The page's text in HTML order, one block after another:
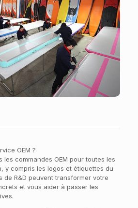
Atelier
OEM ?
les commandes OEM pour toutes les
y compris les logos et étiquettes du
de R&D peuvent transformer votre
et vous aider à passer les